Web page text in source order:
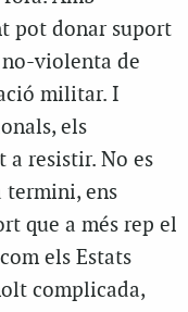
pot donar suport
violenta de
militar. I
els
resistir. No es
termini, ens
que a més rep el
els Estats
complicada,